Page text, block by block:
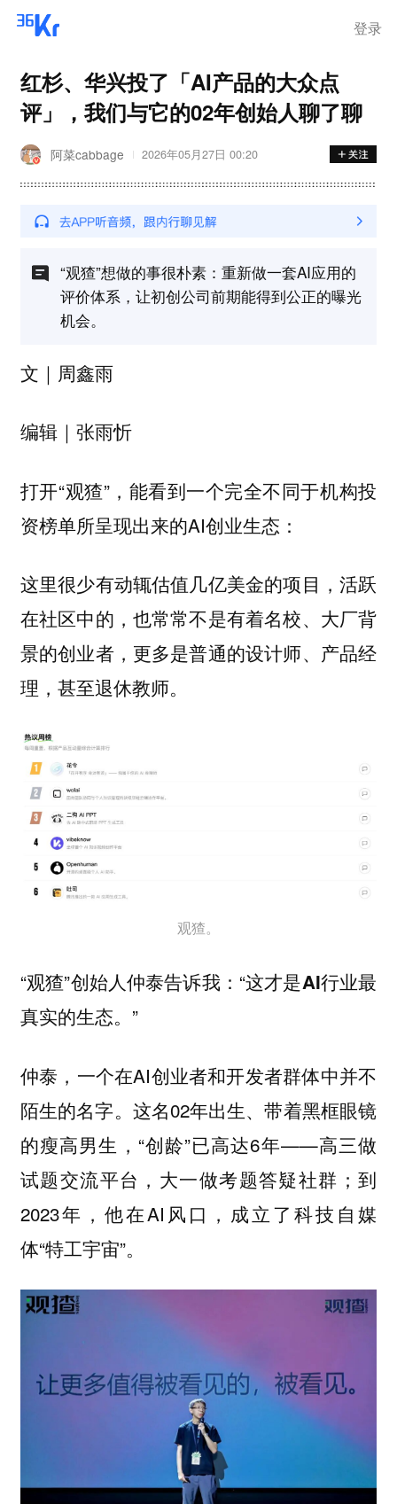
登录
红杉、华兴投了「AI产品的大众点
评」，我们与它的02年创始人聊了聊
阿菜cabbage 2026年05月27日 00:20
“观猹”想做的事很朴素：重新做一套AI应用的
评价体系，让初创公司前期能得到公正的曝光
机会。
文｜周鑫雨
编辑｜张雨忻
打开“观猹”，能看到一个完全不同于机构投
资榜单所呈现出来的AI创业生态：
这里很少有动辄估值几亿美金的项目，活跃
在社区中的，也常常不是有着名校、大厂背
景的创业者，更多是普通的设计师、产品经
理，甚至退休教师。
观猹。
“观猹”创始人仲泰告诉我：“这才是AI行业最
真实的生态。 ”
仲泰，一个在AI创业者和开发者群体中并不
陌生的名字。这名02年出生、带着黑框眼镜
的瘦高男生，“创龄”已高达6年——高三做
试题交流平台，大一做考题答疑社群；到
2023年，他在AI风口，成立了科技自媒
体“特工宇宙”。